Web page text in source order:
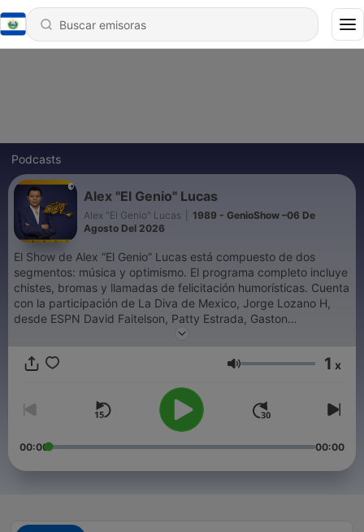
Podcasts
Alex "El Genio" Lucas
Alex "El Genio" Lucas
1989 - GenioShow –06 De
Agosto Del 2026
El Show de Alex “El Genio” Lucas está compuesto de dos
segmentos: música y optimismo. El programa completo incluye
chistes, bromas y llamadas de felicitación humorísticas. Cuenta
con la participación de La Diva de Mexico, Jorge Lozano H,
desde ESPN David Faitelson, Patty Estrada, Gaston
Mascareñas, Andy Váldez, Katrina, Rosmar y El Pecas y sus ya
Volumen 1 x
00:00 00:00